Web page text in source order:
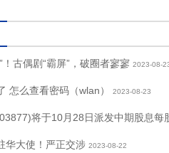
！古偶剧“霸屏”，破圈者寥寥 2023-08-
怎么查看密码（wlan） 2023-08-23
将于10月28日派发中期股息每
华大使！严正交涉 2023-08-22